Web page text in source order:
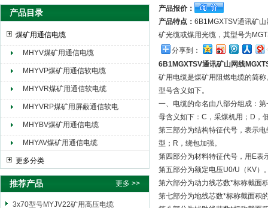
产品目录
煤矿用通信电缆
MHYV煤矿用通信电缆
MHYVP煤矿用通信软电缆
MHYVR煤矿用通信软电缆
MHYVRP煤矿用屏蔽通信软电
缆
MHYBV煤矿用通信电缆
MHYAV煤矿用通信电缆
更多分类
推荐产品 更多 >>
3x70型号MYJV22矿用高压电缆
产品报价：
产品特点： 6B1MGXTSV通讯矿
矿光缆或煤用光缆，其型号为
分享到：
6B1MGXTSV通讯矿山网线
矿用电缆是煤矿用阻燃电缆的简
型号含义如下。
一、电缆的命名由八部分组成：
母含义如下：C，采煤机用；D，
第三部分为结构特征代号，表示
型；R，绕包加强。
第四部分为材料特征代号，用E表
第五部分为额定电压U0/U（KV）
第六部分为动力线芯数*标称截面
第七部分为地线芯数*标称截面积